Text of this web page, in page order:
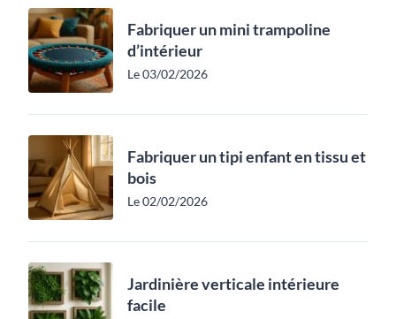
Fabriquer un mini trampoline
d’intérieur
Le 03/02/2026
Fabriquer un tipi enfant en tissu et
bois
Le 02/02/2026
Jardinière verticale intérieure
facile